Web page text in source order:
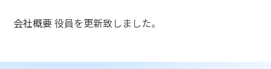
会社概要役員を更新致しました。